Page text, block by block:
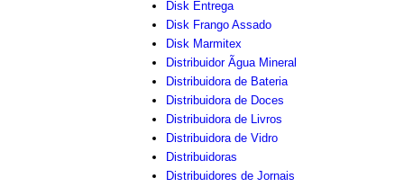
Disk Entrega
Disk Frango Assado
Disk Marmitex
Distribuidor Ãgua Mineral
Distribuidora de Bateria
Distribuidora de Doces
Distribuidora de Livros
Distribuidora de Vidro
Distribuidoras
Distribuidores de Jornais